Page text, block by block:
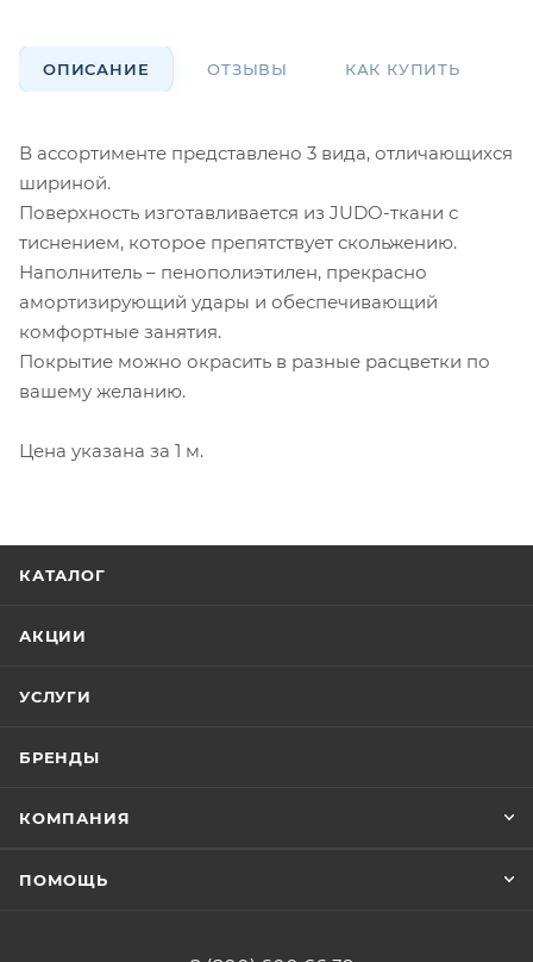
ОПИСАНИЕ ОТЗЫВЫ КАК КУПИТЬ
В ассортименте представлено 3 вида, отличающихся
шириной.
Поверхность изготавливается из JUDO-ткани с
тиснением, которое препятствует скольжению.
Наполнитель – пенополиэтилен, прекрасно
амортизирующий удары и обеспечивающий
комфортные занятия.
Покрытие можно окрасить в разные расцветки по
вашему желанию.
Цена указана за 1 м.
КАТАЛОГ
АКЦИИ
УСЛУГИ
БРЕНДЫ
КОМПАНИЯ
ПОМОЩЬ